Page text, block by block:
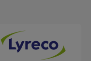
Objemný koš s